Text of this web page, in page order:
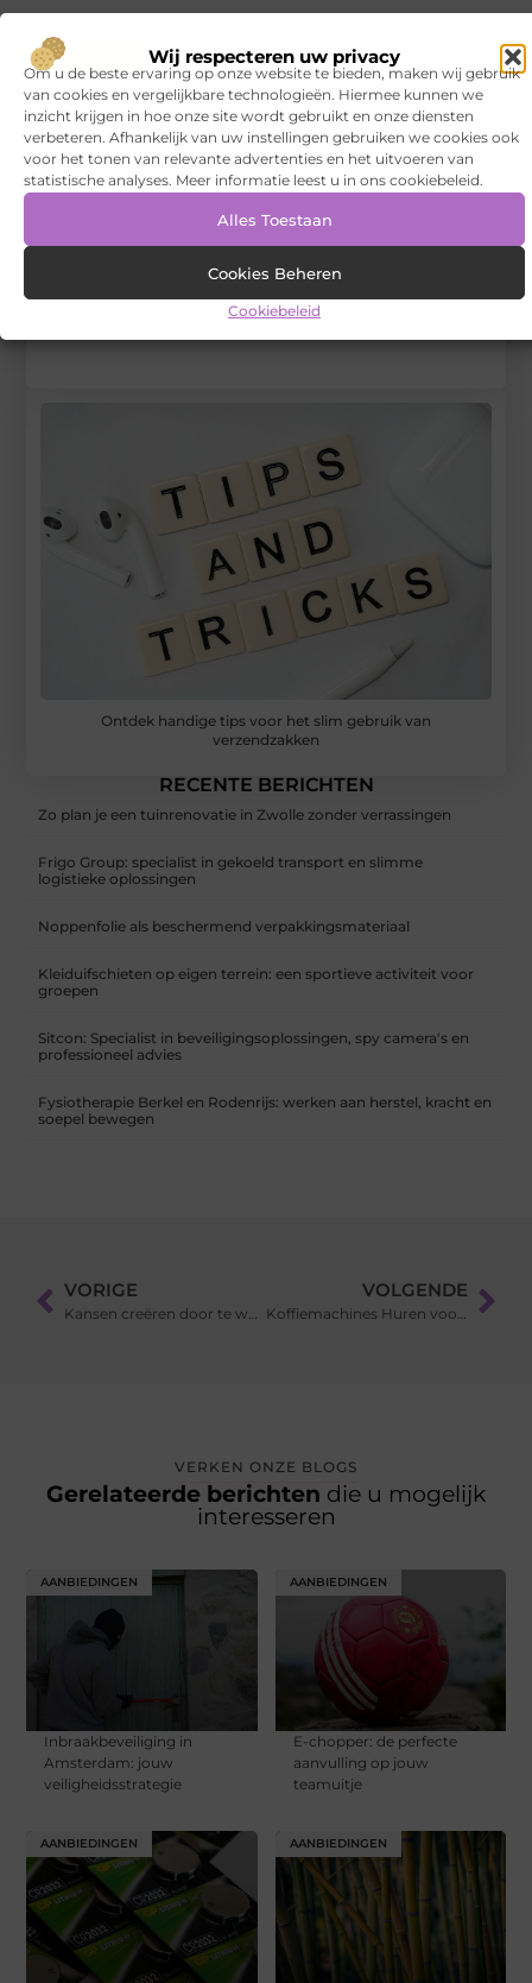
Wij respecteren uw privacy
Om u de beste ervaring op onze website te bieden, maken wij gebruik
van cookies en vergelijkbare technologieën. Hiermee kunnen we
inzicht krijgen in hoe onze site wordt gebruikt en onze diensten
verbeteren. Afhankelijk van uw instellingen gebruiken we cookies ook
voor het tonen van relevante advertenties en het uitvoeren van
statistische analyses. Meer informatie leest u in ons cookiebeleid.
Alles Toestaan
Cookies Beheren
Cookiebeleid
Aanbiedingen
DEEL DIT:
Ontdek handige tips voor het slim gebruik van
verzendzakken
RECENTE BERICHTEN
Zo plan je een tuinrenovatie in Zwolle zonder verrassingen
Frigo Group: specialist in gekoeld transport en slimme
logistieke oplossingen
Noppenfolie als beschermend verpakkingsmateriaal
Kleiduifschieten op eigen terrein: een sportieve activiteit voor
groepen
Sitcon: Specialist in beveiligingsoplossingen, spy camera's en
professioneel advies
Fysiotherapie Berkel en Rodenrijs: werken aan herstel, kracht en
soepel bewegen
Begin vandaag nog
met bloggen opVNSU
Registreer hier
VORIGE
Kansen creëren door te werken met een Wajong
VOLGENDE
Koffiemachines Huren voor Evenementen: Het Geheime Ingrediënt voor een Geslaagde Bijeenkomst
VERKEN ONZE BLOGS
Gerelateerde berichten die u mogelijk
interesseren
AANBIEDINGEN
Inbraakbeveiliging in
Amsterdam: jouw
veiligheidsstrategie
AANBIEDINGEN
E-chopper: de perfecte
aanvulling op jouw
teamuitje
AANBIEDINGEN AANBIEDINGEN